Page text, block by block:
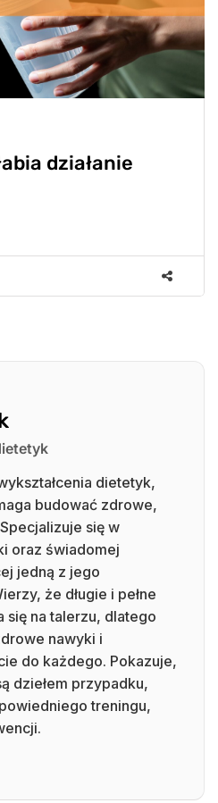
działanie
dietetyk,
budować zdrowe,
się w
oraz świadomej
jedną z jego
że długie i pełne
się na talerzu, dlatego
nawyki i
do każdego. Pokazuje,
dziełem przypadku,
treningu,